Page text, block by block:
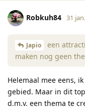
Robkuh84 31
Japio
een
maken nog geen
Helemaal mee eens,
gebied. Maar in dit
d.m.v. een thema te